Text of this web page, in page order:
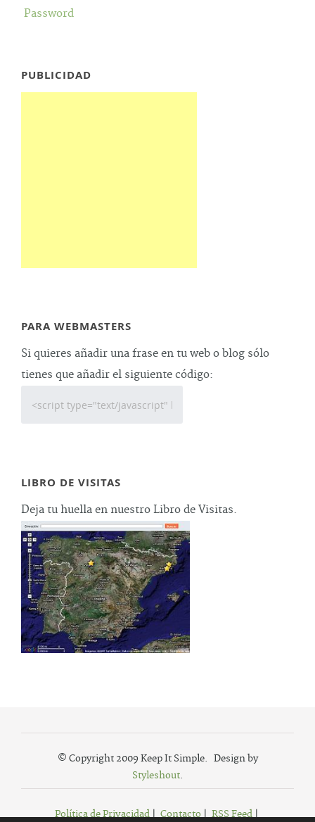
Password
PUBLICIDAD
PARA WEBMASTERS
Si quieres añadir una frase en tu web o blog sólo
tienes que añadir el siguiente código:
LIBRO DE VISITAS
Deja tu huella en nuestro Libro de Visitas.
© Copyright 2009 Keep It Simple. Design by
Styleshout.
Política de Privacidad| Contacto| RSS Feed|